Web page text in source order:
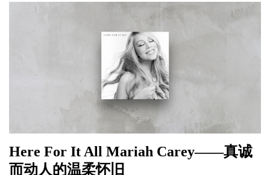
Here For It All Mariah Carey——真诚
而动人的温柔怀旧